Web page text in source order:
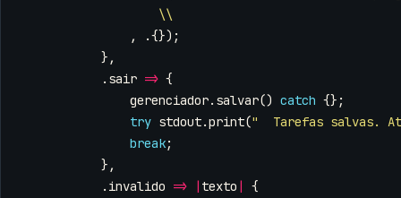
\\
,
.{});
},
. sair => {
gerenciador. salvar() catch {};
try stdout.print("  Tarefas salvas.
break;
},
. invalido => | texto | {